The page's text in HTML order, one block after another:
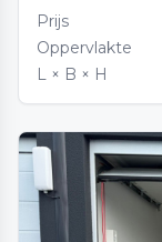
Prijs
Oppervlakte
L × B × H